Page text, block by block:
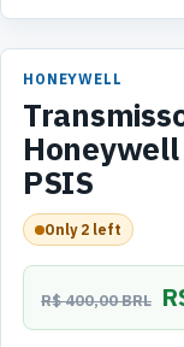
HONEYWELL
PSIS
Only 2 left
R$ 400,00 BRL